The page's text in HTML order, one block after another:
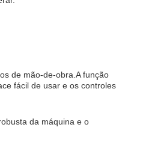
de mão-de-obra.A função
fácil de usar e os controles
da máquina e o